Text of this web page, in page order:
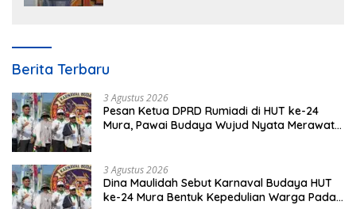
Berita Terbaru
3 Agustus 2026
Pesan Ketua DPRD Rumiadi di HUT ke-24
Mura, Pawai Budaya Wujud Nyata Merawat
3 Agustus 2026
Dina Maulidah Sebut Karnaval Budaya HUT
ke-24 Mura Bentuk Kepedulian Warga Pada